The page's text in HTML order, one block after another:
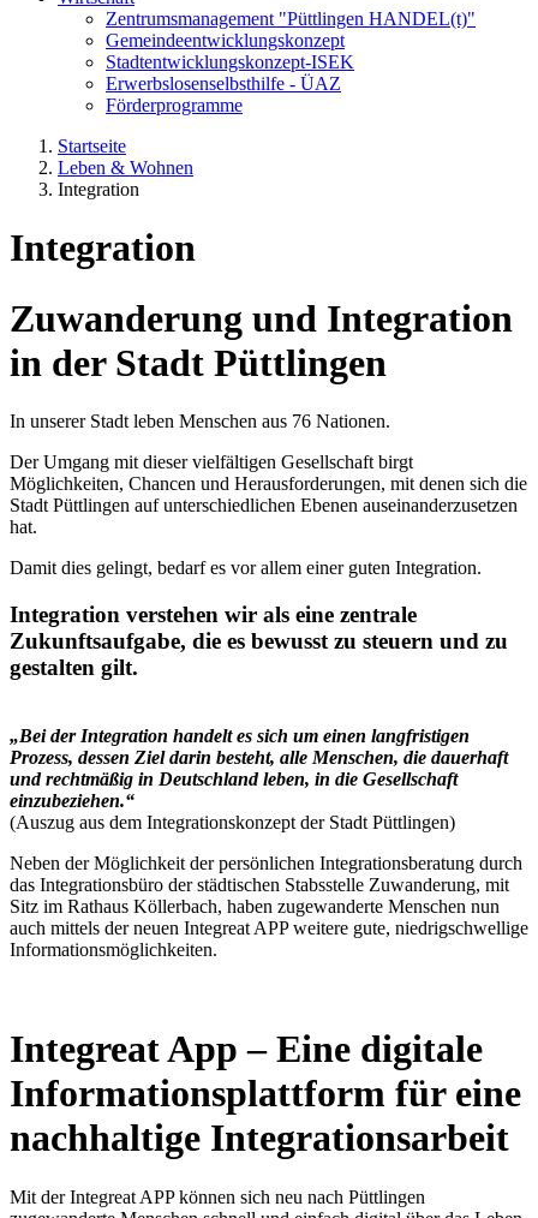
Zentrumsmanagement "Püttlingen HANDEL(t)"
Gemeindeentwicklungskonzept
Stadtentwicklungskonzept-ISEK
Erwerbslosenselbsthilfe - ÜAZ
Förderprogramme
Startseite
Leben & Wohnen
Integration
Integration
Zuwanderung und Integration
in der Stadt Püttlingen
In unserer Stadt leben Menschen aus 76 Nationen.
Der Umgang mit dieser vielfältigen Gesellschaft birgt
Möglichkeiten, Chancen und Herausforderungen, mit denen sich die
Stadt Püttlingen auf unterschiedlichen Ebenen auseinanderzusetzen
hat.
Damit dies gelingt, bedarf es vor allem einer guten Integration.
Integration verstehen wir als eine zentrale
Zukunftsaufgabe, die es bewusst zu steuern und zu
gestalten gilt.
„Bei der Integration handelt es sich um einen langfristigen
Prozess, dessen Ziel darin besteht, alle Menschen, die dauerhaft
und rechtmäßig in Deutschland leben, in die Gesellschaft
einzubeziehen.“
(Auszug aus dem Integrationskonzept der Stadt Püttlingen)
Neben der Möglichkeit der persönlichen Integrationsberatung durch
das Integrationsbüro der städtischen Stabsstelle Zuwanderung, mit
Sitz im Rathaus Köllerbach, haben zugewanderte Menschen nun
auch mittels der neuen Integreat APP weitere gute, niedrigschwellige
Informationsmöglichkeiten.
Integreat App – Eine digitale
Informationsplattform für eine
nachhaltige Integrationsarbeit
Mit der Integreat APP können sich neu nach Püttlingen